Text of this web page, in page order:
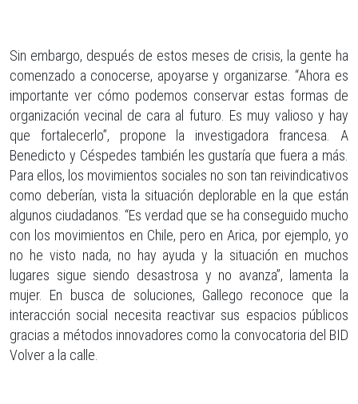
Sin embargo, después de estos meses de crisis, la gente ha
comenzado a conocerse, apoyarse y organizarse. “Ahora es
importante ver cómo podemos conservar estas formas de
organización vecinal de cara al futuro. Es muy valioso y hay
que fortalecerlo”, propone la investigadora francesa. A
Benedicto y Céspedes también les gustaría que fuera a más.
Para ellos, los movimientos sociales no son tan reivindicativos
como deberían, vista la situación deplorable en la que están
algunos ciudadanos. “Es verdad que se ha conseguido mucho
con los movimientos en Chile, pero en Arica, por ejemplo, yo
no he visto nada, no hay ayuda y la situación en muchos
lugares sigue siendo desastrosa y no avanza”, lamenta la
mujer. En busca de soluciones, Gallego reconoce que la
interacción social necesita reactivar sus espacios públicos
gracias a métodos innovadores como la convocatoria del BID
Volver a la calle.